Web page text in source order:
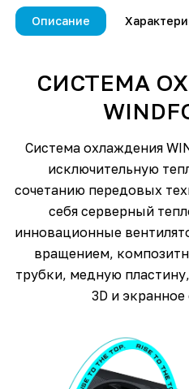
Описание
СИСТЕМА
Система охлаждения
исключительную
сочетанию передовых
себя серверный
инновационные
вращением,
трубки, медную
3D и